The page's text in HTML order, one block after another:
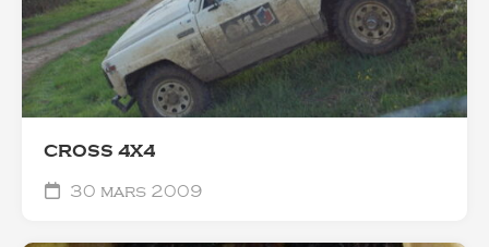
CROSS 4X4
30 mars 2009